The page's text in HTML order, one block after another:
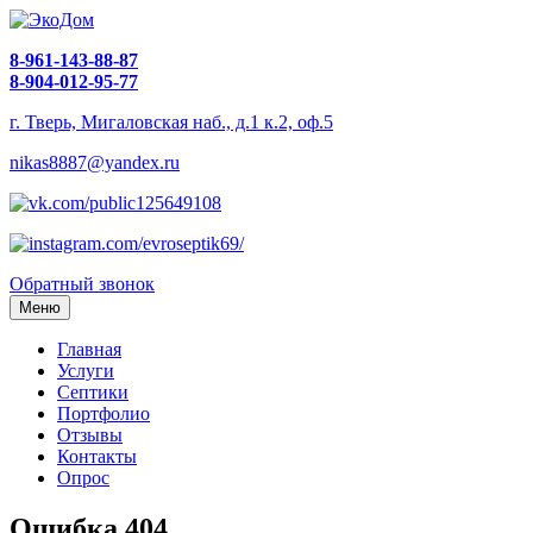
8-961-143-88-87
8-904-012-95-77
г. Тверь, Мигаловская наб., д.1 к.2, оф.5
nikas8887@yandex.ru
Обратный звонок
Меню
Главная
Услуги
Септики
Портфолио
Отзывы
Контакты
Опрос